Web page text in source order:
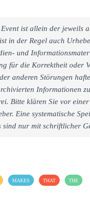
ist allein der jeweils
in der Regel auch
und
für die Korrektheit oder
anderen Störungen
Informationen
Bitte klären Sie vor
Eine systematische
sind nur mit schriftlicher
MAKES THAT THE